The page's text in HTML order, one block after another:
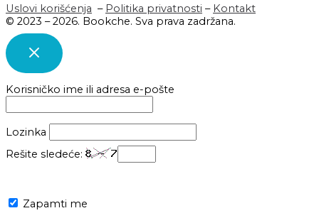
Uslovi korišćenja – Politika privatnosti – Kontakt
© 2023 – 2026. Bookche. Sva prava zadržana.
Korisničko ime ili adresa e-pošte
Lozinka
Rešite sledeće:
Zapamti me